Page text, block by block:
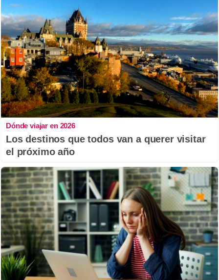
Dónde viajar en 2026
Los destinos que todos van a querer visitar
el próximo año